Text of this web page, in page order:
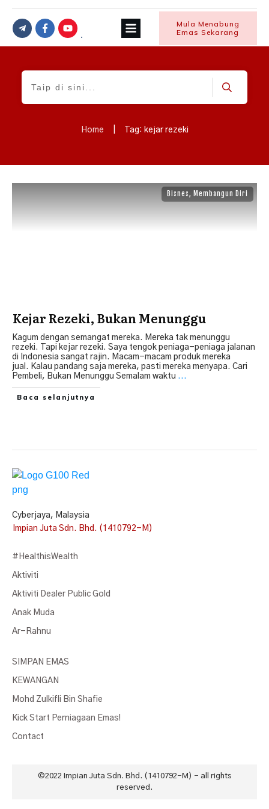
Mula Menabung
Emas Sekarang
Home Tag: kejar rezeki
Bisnes, Membangun Diri
Kejar Rezeki, Bukan Menunggu
Kagum dengan semangat mereka. Mereka tak menunggu
rezeki. Tapi kejar rezeki. Saya tengok peniaga-peniaga jalanan
di Indonesia sangat rajin. Macam-macam produk mereka
jual. Kalau pandang saja mereka, pasti mereka menyapa. Cari
Pembeli, Bukan Menunggu Semalam waktu ...
Baca selanjutnya
Cyberjaya, Malaysia
Impian Juta Sdn. Bhd. (1410792-M)
#HealthisWealth
Aktiviti
Aktiviti Dealer Public Gold
Anak Muda
Ar-Rahnu
SIMPAN EMAS
KEWANGAN
Mohd Zulkifli Bin Shafie
Kick Start Perniagaan Emas!
Contact
©2022 Impian Juta Sdn. Bhd. (1410792-M) - all rights
reserved.